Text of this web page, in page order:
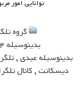
توانایی امور
گروه
بدینوسیله 09901692094.
بدینوسیله عبدی,
دیسکانت,کانال تلگرام